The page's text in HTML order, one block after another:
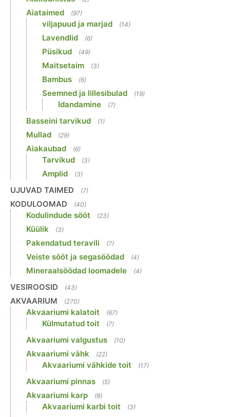
Aiataimed (97)
viljapuud ja marjad (14)
Lavendlid (6)
Püsikud (49)
Maitsetaim (3)
Bambus (6)
Seemned ja lillesibulad (19)
Idandamine (7)
Basseini tarvikud (1)
Mullad (29)
Aiakaubad (6)
Tarvikud (3)
Amplid (3)
UJUVAD TAIMED (7)
KODULOOMAD (40)
Kodulindude sööt (23)
Küülik (3)
Pakendatud teravili (7)
Veiste sööt ja segasöödad (4)
Mineraalsöödad loomadele (4)
VESIROOSID (43)
AKVAARIUM (270)
Akvaariumi kalatoit (67)
Külmutatud toit (7)
Akvaariumi valgustus (10)
Akvaariumi vähk (22)
Akvaariumi vähkide toit (17)
Akvaariumi pinnas (5)
Akvaariumi karp (8)
Akvaariumi karbi toit (3)